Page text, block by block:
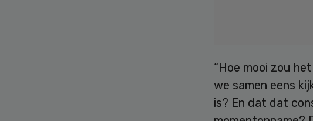
“Hoe mooi zou
we samen eens
is? En dat dat